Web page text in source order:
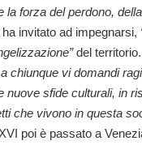
la forza del perdono,
invitato ad impegnarsi,
del territorio.
chiunque vi domandi
nuove sfide culturali, in
che vivono in questa
poi è passato a